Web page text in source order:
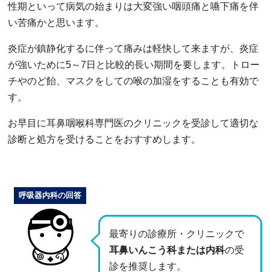
性期といって病気の始まりは大変強い咽頭痛と嚥下痛を伴
い苦痛かと思います。
炎症が鎮静化するに伴って痛みは軽快して来ますが、炎症
が強いために5～7日と比較的長い期間を要します。トロー
チやのど飴、マスクをしての喉の加湿をすることも有効で
す。
お早目に耳鼻咽喉科専門医のクリニックを受診して適切な
診断と処方を受けることをおすすめします。
最寄りの診療所・クリニックで
耳鼻いんこう科または内科の受
診を推奨します。
呼吸器内科の回答